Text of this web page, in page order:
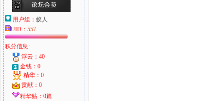
用户组： 蚁人
UID： 557
积分信息:
浮云：40
金钱：0
精华：0
贡献：0
精华贴：0篇